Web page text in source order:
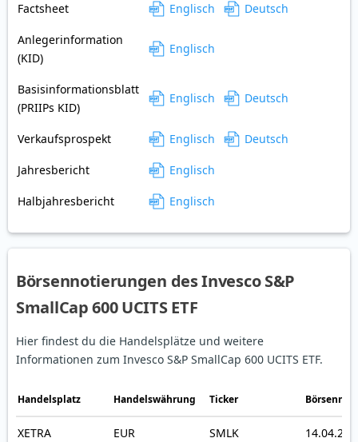
Factsheet Englisch Deutsch
Anlegerinformation
(KID)
Englisch
Basisinformationsblatt
(PRIIPs KID)
Englisch Deutsch
Verkaufsprospekt Englisch Deutsch
Jahresbericht Englisch
Halbjahresbericht Englisch
Börsennotierungen des Invesco S&P
SmallCap 600 UCITS ETF
Hier findest du die Handelsplätze und weitere
Informationen zum Invesco S&P SmallCap 600 UCITS ETF.
Handelsplatz Handelswährung Ticker
XETRA EUR SMLK